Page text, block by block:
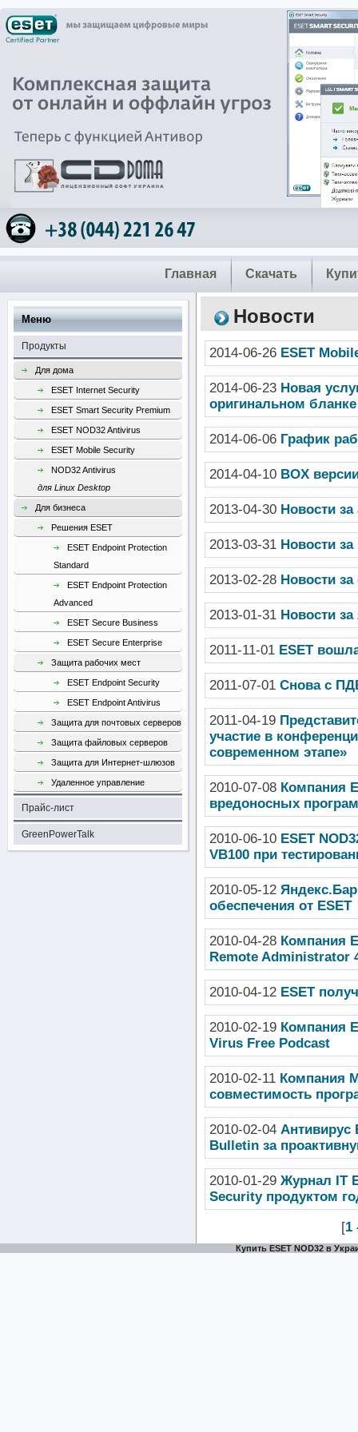
Главная Скачать
Меню
Продукты
Для дома
ESET Internet Security
ESET Smart Security Premium
ESET NOD32 Antivirus
ESET Mobile Security
NOD32 Antivirus
для Linux Desktop
Для бизнеса
Решения ESET
ESET Endpoint Protection
Standard
ESET Endpoint Protection
Advanced
ESET Secure Business
ESET Secure Enterprise
Защита рабочих мест
ESET Endpoint Security
ESET Endpoint Antivirus
Защита для почтовых серверов
Защита файловых серверов
Защита для Интернет-шлюзов
Удаленное управление
Прайс-лист
GreenPowerTalk
Новости
2014-06-26 ESET
2014-06-23 Новая
оригинальном
2014-06-06 График
2014-04-10 BOX
2013-04-30 Новости за
2013-03-31 Новости за
2013-02-28 Новости
2013-01-31 Новости за
2011-11-01 ESET
2011-07-01 Снова с
2011-04-19
участие в
современном этапе»
2010-07-08 Компания
вредоносных
2010-06-10 ESET
VB100 при
2010-05-12
обеспечения от ESET
2010-04-28 Компания
Remote Administrator
2010-04-12 ESET
2010-02-19 Компания
Virus Free Podcast
2010-02-11 Компания
совместимость
2010-02-04 Антивирус
Bulletin за
2010-01-29 Журнал IT
Security продуктом
[1
Купить ESET NOD32 в